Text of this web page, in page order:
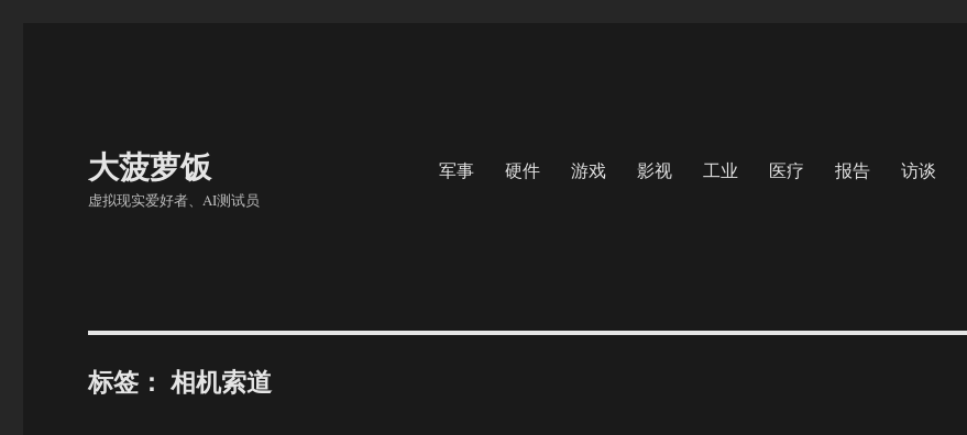
大菠萝饭
虚拟现实爱好者、AI测试员
军事 硬件 游戏 影视 工业 医疗 报告 访谈
标签：相机索道